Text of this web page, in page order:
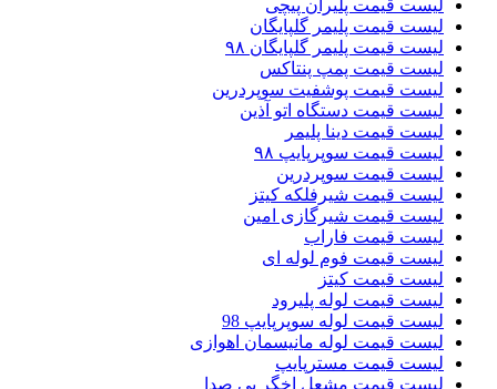
لیست قیمت پلیران پیچی
لیست قیمت پلیمر گلپایگان
لیست قیمت پلیمر گلپایگان ۹۸
لیست قیمت پمپ پنتاکس
لیست قیمت پوشفیت سوپردرین
لیست قیمت دستگاه اتو آذین
لیست قیمت دینا پلیمر
لیست قیمت سوپرپایپ ۹۸
لیست قیمت سوپردرین
لیست قیمت شیرفلکه کیتز
لیست قیمت شیرگازی امین
لیست قیمت فاراب
لیست قیمت فوم لوله ای
لیست قیمت کیتز
لیست قیمت لوله پلیرود
لیست قیمت لوله سوپرپایپ 98
لیست قیمت لوله مانیسمان اهوازی
لیست قیمت مسترپایپ
لیست قیمت مشعل اخگر بی صدا